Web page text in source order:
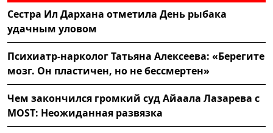
Сестра Ил Дархана отметила День рыбака
удачным уловом
Психиатр-нарколог Татьяна Алексеева: «Берегите
мозг. Он пластичен, но не бессмертен»
Чем закончился громкий суд Айаала Лазарева с
MOST: Неожиданная развязка